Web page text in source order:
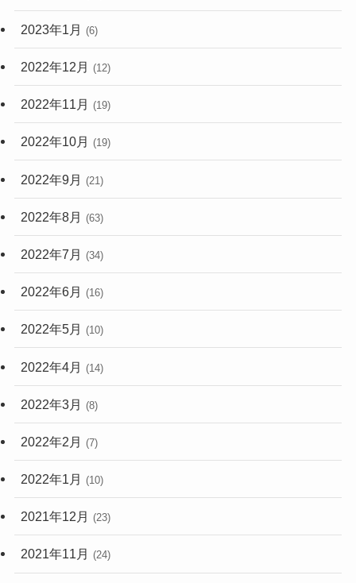
2023年1月 (6)
2022年12月 (12)
2022年11月 (19)
2022年10月 (19)
2022年9月 (21)
2022年8月 (63)
2022年7月 (34)
2022年6月 (16)
2022年5月 (10)
2022年4月 (14)
2022年3月 (8)
2022年2月 (7)
2022年1月 (10)
2021年12月 (23)
2021年11月 (24)